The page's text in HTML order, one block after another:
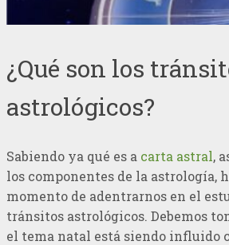
¿Qué son los
astrológicos?
Sabiendo ya qué es a carta astral,
los componentes de la astrología,
momento de adentrarnos en el
tránsitos astrológicos. Debemos
el tema natal está siendo influido